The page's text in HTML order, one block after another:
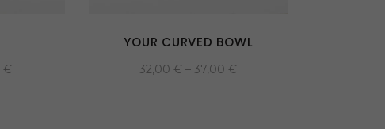
€
YOUR CURVED BOWL
32,00 € – 37,00 €